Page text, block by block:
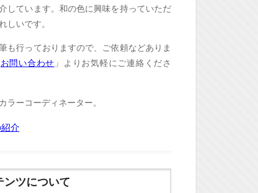
しています。和の色に興味を持っていただ
しいです。
も行っておりますので、ご依頼などありま
お問い合わせ 」よりお気軽にご連絡くださ
ラーコーディネーター。
介
ンツについて